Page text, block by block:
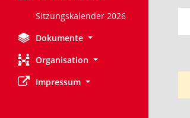
Sitzungskalender 2026
Dokumente
Organisation
Impressum